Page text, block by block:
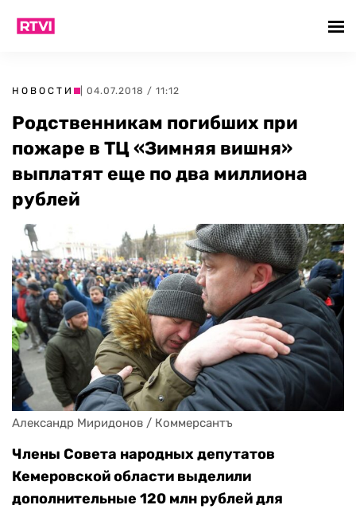
НОВОСТИ | 04.07.2018 / 11:12
Родственникам погибших при
пожаре в ТЦ «Зимняя вишня»
выплатят еще по два миллиона
рублей
Александр Миридонов / Коммерсантъ
Члены Совета народных депутатов
Кемеровской области выделили
дополнительные 120 млн рублей для